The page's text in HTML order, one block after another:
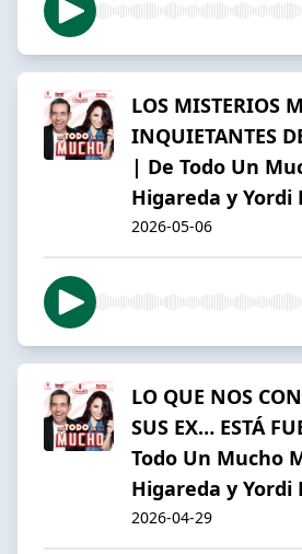
LOS MISTERIOS
INQUIETANTES
| De Todo Un
Higareda y Yordi
2026-05-06
LO QUE NOS
SUS EX… ESTÁ
Todo Un Mucho
Higareda y Yordi
2026-04-29